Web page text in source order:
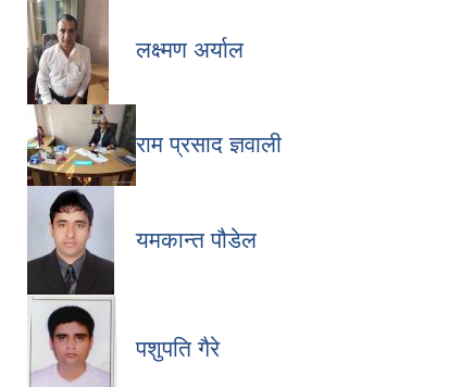
लक्ष्मण अर्याल
राम प्रसाद ज्ञवाली
यमकान्त पौडेल
पशुपति गैरे